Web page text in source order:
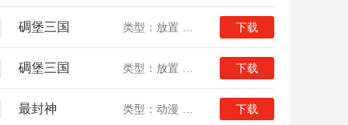
碉堡三国 下载
碉堡三国 下载
最封神 下载